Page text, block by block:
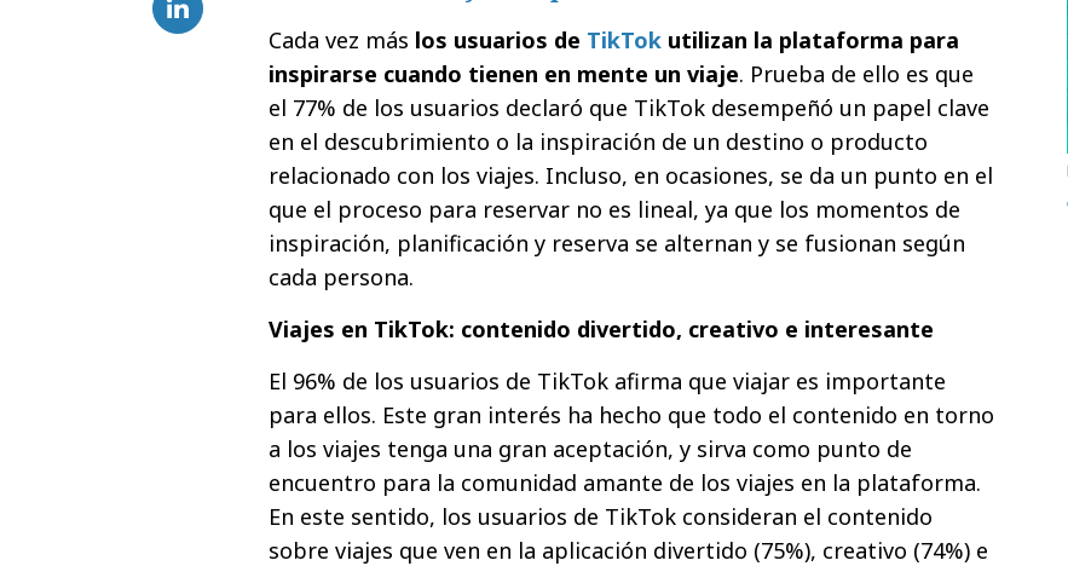
Cada vez más los usuarios de TikTok utilizan la plataforma para
inspirarse cuando tienen en mente un viaje. Prueba de ello es que
el 77% de los usuarios declaró que TikTok desempeñó un papel clave
en el descubrimiento o la inspiración de un destino o producto
relacionado con los viajes. Incluso, en ocasiones, se da un punto en el
que el proceso para reservar no es lineal, ya que los momentos de
inspiración, planificación y reserva se alternan y se fusionan según
cada persona.
Viajes en TikTok: contenido divertido, creativo e interesante
El 96% de los usuarios de TikTok afirma que viajar es importante
para ellos. Este gran interés ha hecho que todo el contenido en torno
a los viajes tenga una gran aceptación, y sirva como punto de
encuentro para la comunidad amante de los viajes en la plataforma.
En este sentido, los usuarios de TikTok consideran el contenido
sobre viajes que ven en la aplicación divertido (75%), creativo (74%) e